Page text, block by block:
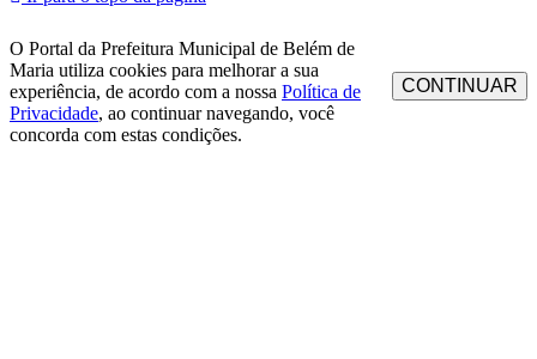
O Portal da Prefeitura Municipal de Belém de
Maria utiliza cookies para melhorar a sua
experiência, de acordo com a nossa Política de
Privacidade, ao continuar navegando, você
concorda com estas condições.
CONTINUAR